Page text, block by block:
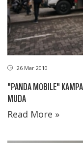
26 Mar 2010
"PANDA MOBILE"
MUDA
Read More »